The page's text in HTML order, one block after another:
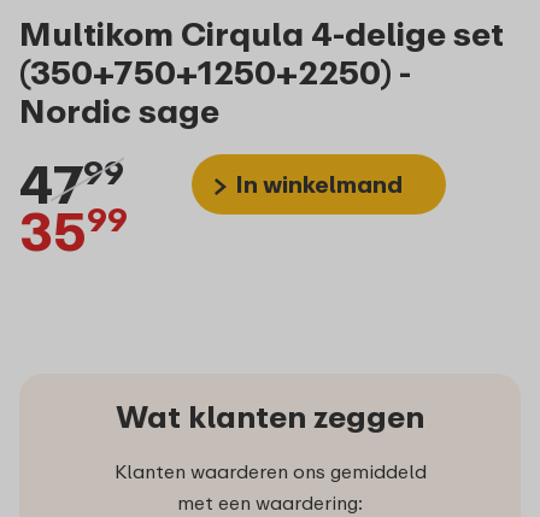
Multikom Cirqula 4-delige set
(350+750+1250+2250) -
Nordic sage
4799
3599
In winkelmand
Wat klanten zeggen
Klanten waarderen ons gemiddeld
met een waardering: